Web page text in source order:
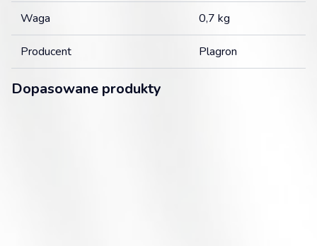
Waga 0,7 kg
Producent Plagron
Dopasowane produkty